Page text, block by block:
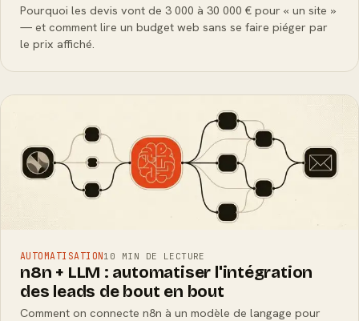
Pourquoi les devis vont de 3 000 à 30 000 € pour « un site »
— et comment lire un budget web sans se faire piéger par
le prix affiché.
AUTOMATISATION10 MIN DE LECTURE
n8n + LLM : automatiser l'intégration
des leads de bout en bout
Comment on connecte n8n à un modèle de langage pour